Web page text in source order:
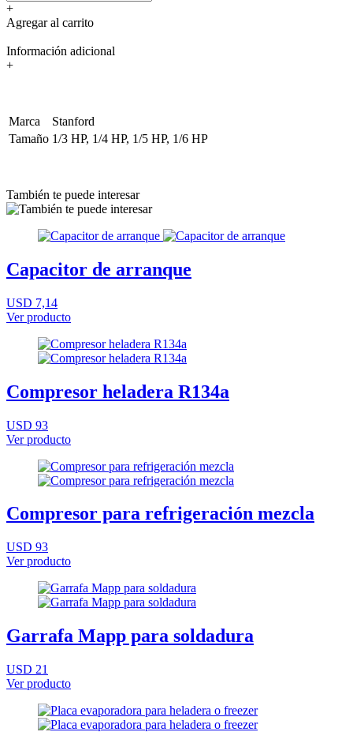
+
Agregar al carrito
Información adicional
+
Marca
Stanford
Tamaño 1/3 HP, 1/4 HP, 1/5 HP, 1/6 HP
También te puede interesar
Capacitor de arranque
USD 7,14
Ver producto
Compresor heladera R134a
USD 93
Ver producto
Compresor para refrigeración mezcla
USD 93
Ver producto
Garrafa Mapp para soldadura
USD 21
Ver producto